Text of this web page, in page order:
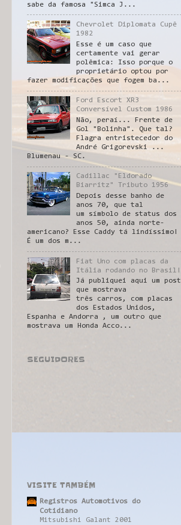
sabe da famosa "Simca J...
Chevrolet Diplomata Cupê
1982
Esse é um caso que
certamente vai gerar
polêmica: Isso porque o
proprietário optou por
fazer modificações que fogem ba...
Ford Escort XR3
Conversível Custom 1986
Não, peraí... Frente de
Gol "Bolinha". Que tal?
Flagra entristecedor do
André Grigorevski ...
Blumenau - SC.
Cadillac "Eldorado
Biarritz" Tributo 1956
Depois desse banho de
anos 70, que tal
um símbolo de status dos
anos 50, ainda norte-
americano? Esse Caddy tá lindíssimo!
É um dos m...
Fiat Uno com placas da
Itália rodando no Brasil!
Já publiquei aqui um post
que mostrava
três carros, com placas
dos Estados Unidos,
Espanha e Andorra , um outro que
mostrava um Honda Acco...
SEGUIDORES
VISITE TAMBÉM
Registros Automotivos do
Cotidiano
Mitsubishi Galant 2001